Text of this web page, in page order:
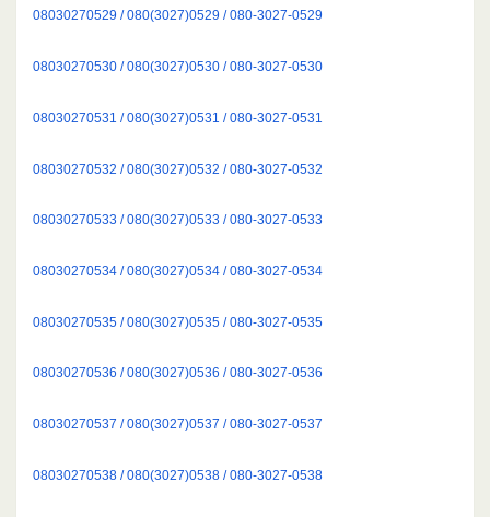
08030270529 / 080(3027)0529 / 080-3027-0529
08030270530 / 080(3027)0530 / 080-3027-0530
08030270531 / 080(3027)0531 / 080-3027-0531
08030270532 / 080(3027)0532 / 080-3027-0532
08030270533 / 080(3027)0533 / 080-3027-0533
08030270534 / 080(3027)0534 / 080-3027-0534
08030270535 / 080(3027)0535 / 080-3027-0535
08030270536 / 080(3027)0536 / 080-3027-0536
08030270537 / 080(3027)0537 / 080-3027-0537
08030270538 / 080(3027)0538 / 080-3027-0538